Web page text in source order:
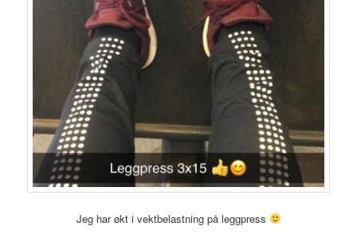
Jeg har økt i vektbelastning på leggpress